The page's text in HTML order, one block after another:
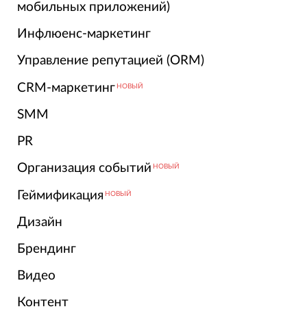
мобильных приложений)
Инфлюенс-маркетинг
Управление репутацией (ORM)
CRM-маркетинг НОВЫЙ
SMM
PR
Организация событий НОВЫЙ
Геймификация НОВЫЙ
Дизайн
Брендинг
Видео
Контент